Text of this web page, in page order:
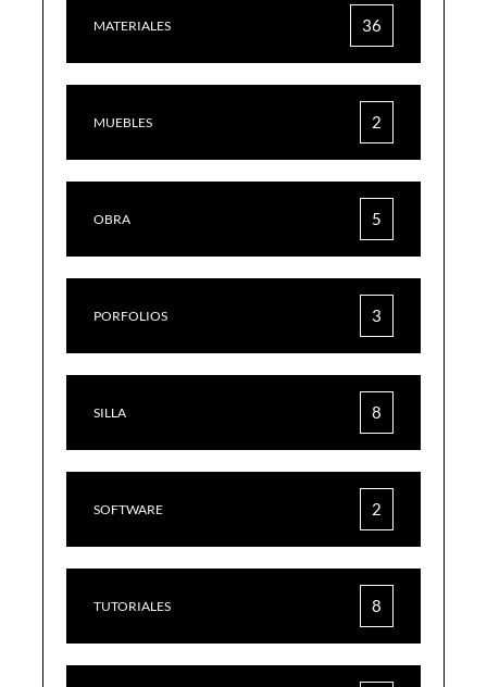
MATERIALES 36
MUEBLES 2
OBRA 5
PORFOLIOS 3
SILLA 8
SOFTWARE 2
TUTORIALES 8